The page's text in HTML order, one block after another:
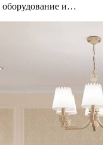
оборудование и…